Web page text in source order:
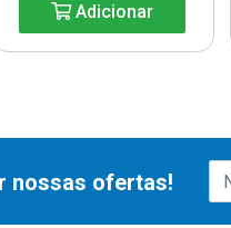
Adicionar
nossas ofertas!